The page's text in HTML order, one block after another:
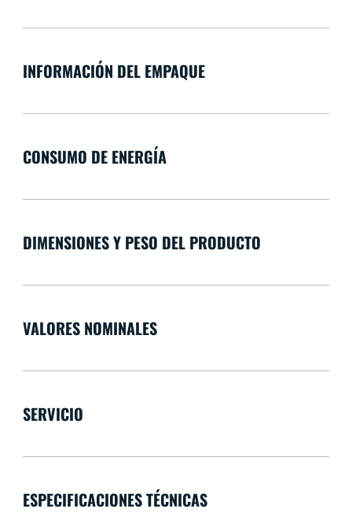
INFORMACIÓN DEL EMPAQUE
CONSUMO DE ENERGÍA
DIMENSIONES Y PESO DEL PRODUCTO
VALORES NOMINALES
SERVICIO
ESPECIFICACIONES TÉCNICAS